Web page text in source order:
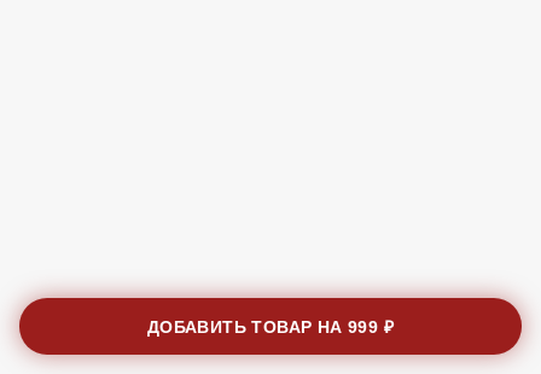
ДОБАВИТЬ ТОВАР НА999 ₽